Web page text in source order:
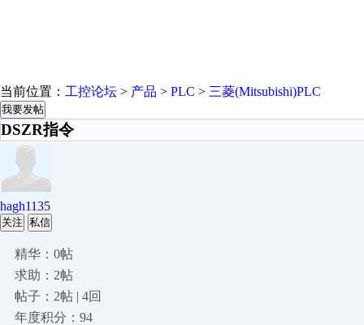
当前位置： 工控论坛 > 产品 > PLC > 三菱(Mitsubishi)PLC
我要发帖
DSZR指令
hagh1135
关注 私信
精华：0帖
求助：2帖
帖子：2帖 | 4回
年度积分：94